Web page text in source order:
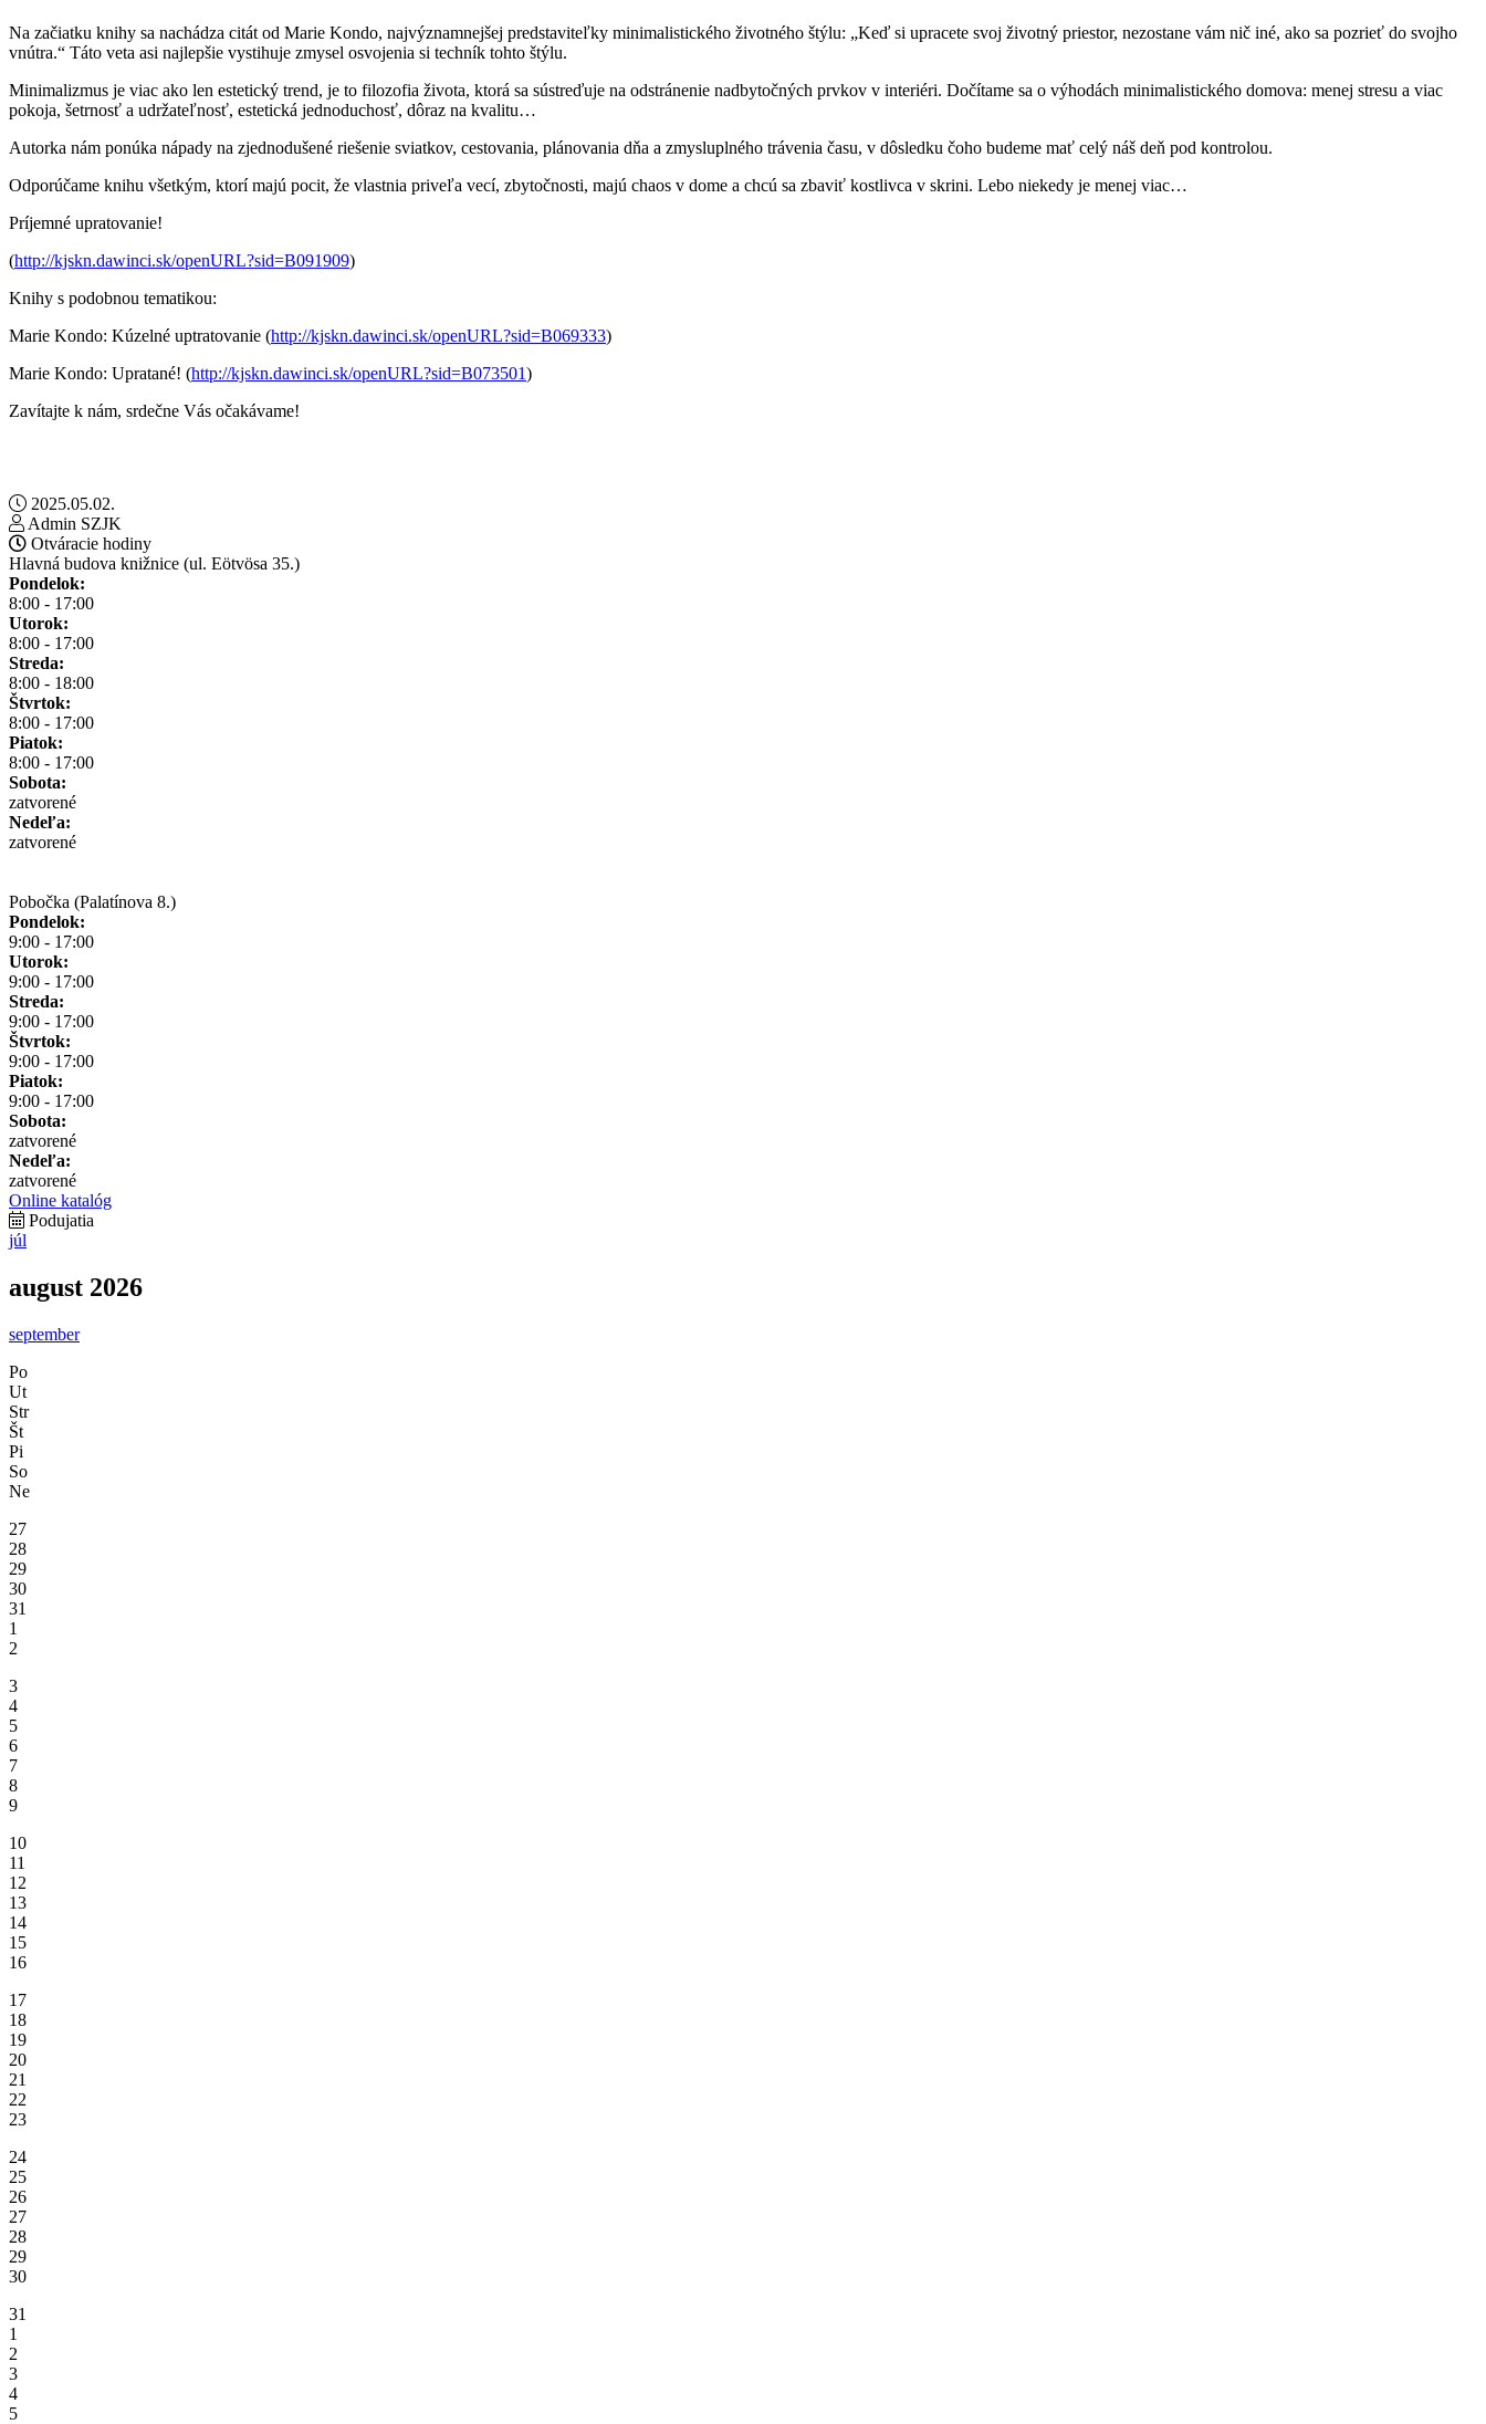
Na začiatku knihy sa nachádza citát od Marie Kondo, najvýznamnejšej predstaviteľky minimalistického životného štýlu: „Keď si upracete svoj životný priestor, nezostane vám nič iné, ako sa pozrieť do svojho
vnútra.“ Táto veta asi najlepšie vystihuje zmysel osvojenia si techník tohto štýlu.
Minimalizmus je viac ako len estetický trend, je to filozofia života, ktorá sa sústreďuje na odstránenie nadbytočných prvkov v interiéri. Dočítame sa o výhodách minimalistického domova: menej stresu a viac
pokoja, šetrnosť a udržateľnosť, estetická jednoduchosť, dôraz na kvalitu…
Autorka nám ponúka nápady na zjednodušené riešenie sviatkov, cestovania, plánovania dňa a zmysluplného trávenia času, v dôsledku čoho budeme mať celý náš deň pod kontrolou.
Odporúčame knihu všetkým, ktorí majú pocit, že vlastnia priveľa vecí, zbytočnosti, majú chaos v dome a chcú sa zbaviť kostlivca v skrini. Lebo niekedy je menej viac…
Príjemné upratovanie!
(http://kjskn.dawinci.sk/openURL?sid=B091909)
Knihy s podobnou tematikou:
Marie Kondo: Kúzelné uptratovanie (http://kjskn.dawinci.sk/openURL?sid=B069333)
Marie Kondo: Upratané! (http://kjskn.dawinci.sk/openURL?sid=B073501)
Zavítajte k nám, srdečne Vás očakávame!
2025.05.02.
Admin SZJK
Otváracie hodiny
Hlavná budova knižnice (ul. Eötvösa 35.)
Pondelok:
8:00 - 17:00
Utorok:
8:00 - 17:00
Streda:
8:00 - 18:00
Štvrtok:
8:00 - 17:00
Piatok:
8:00 - 17:00
Sobota:
zatvorené
Nedeľa:
zatvorené
Pobočka (Palatínova 8.)
Pondelok:
9:00 - 17:00
Utorok:
9:00 - 17:00
Streda:
9:00 - 17:00
Štvrtok:
9:00 - 17:00
Piatok:
9:00 - 17:00
Sobota:
zatvorené
Nedeľa:
zatvorené
Online katalóg
Podujatia
júl
august 2026
september
Po
Ut
Str
Št
Pi
So
Ne
27
28
29
30
31
1
2
3
4
5
6
7
8
9
10
11
12
13
14
15
16
17
18
19
20
21
22
23
24
25
26
27
28
29
30
31
1
2
3
4
5